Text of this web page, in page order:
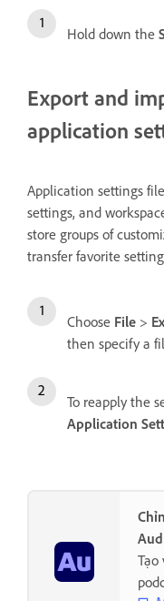
Hold down the
Export and
application
Application settings
settings, and
store groups of
transfer favorite
Choose File >
then specify a
To reapply the
Application